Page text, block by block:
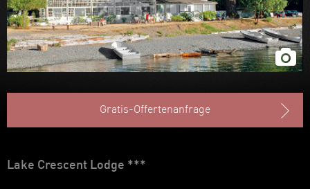
Gratis-Offertenanfrage
Lake Crescent Lodge ***